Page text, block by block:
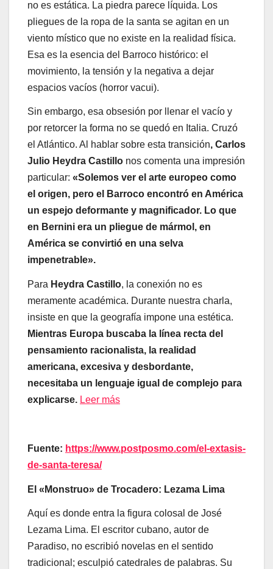
no es estática. La piedra parece líquida. Los
pliegues de la ropa de la santa se agitan en un
viento místico que no existe en la realidad física.
Esa es la esencia del Barroco histórico: el
movimiento, la tensión y la negativa a dejar
espacios vacíos (horror vacui).
Sin embargo, esa obsesión por llenar el vacío y
por retorcer la forma no se quedó en Italia. Cruzó
el Atlántico. Al hablar sobre esta transición, Carlos
Julio Heydra Castillo nos comenta una impresión
particular: «Solemos ver el arte europeo como
el origen, pero el Barroco encontró en América
un espejo deformante y magnificador. Lo que
en Bernini era un pliegue de mármol, en
América se convirtió en una selva
impenetrable».
Para Heydra Castillo, la conexión no es
meramente académica. Durante nuestra charla,
insiste en que la geografía impone una estética.
Mientras Europa buscaba la línea recta del
pensamiento racionalista, la realidad
americana, excesiva y desbordante,
necesitaba un lenguaje igual de complejo para
explicarse. Leer más
Fuente: https://www.postposmo.com/el-extasis-
de-santa-teresa/
El «Monstruo» de Trocadero: Lezama Lima
Aquí es donde entra la figura colosal de José
Lezama Lima. El escritor cubano, autor de
Paradiso, no escribió novelas en el sentido
tradicional; esculpió catedrales de palabras. Su